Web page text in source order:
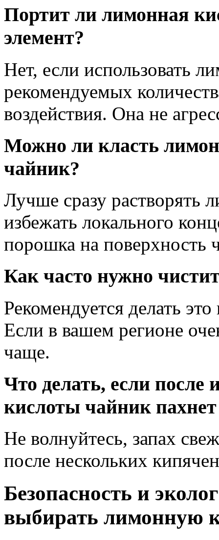
Портит ли лимонная
элемент?
Нет, если использовать
рекомендуемых
воздействия. Она не
Можно ли класть
чайник?
Лучше сразу растворять
избежать локального
порошка на поверхность
Как часто нужно
Рекомендуется делать
Если в вашем регионе
чаще.
Что делать, если после
кислоты чайник
Не волнуйтесь, запах
после нескольких
Безопасность и
выбирать лимонную